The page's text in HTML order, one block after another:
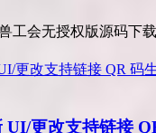
工会无授权版源码下
UI/更改支持链接